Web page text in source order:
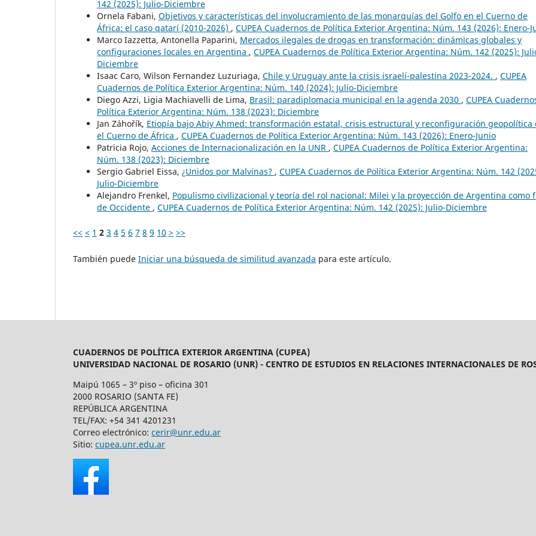
142 (2025): Julio-Diciembre
Ornela Fabani, Objetivos y características del involucramiento de las monarquías del Golfo en el Cuerno de
África: el caso qatarí (2010-2026) , CUPEA Cuadernos de Política Exterior Argentina: Núm. 143 (2026): Enero-
Marco Iazzetta, Antonella Paparini, Mercados ilegales de drogas en transformación: dinámicas globales y
configuraciones locales en Argentina , CUPEA Cuadernos de Política Exterior Argentina: Núm. 142 (2025):
Diciembre
Isaac Caro, Wilson Fernandez Luzuriaga, Chile y Uruguay ante la crisis israelí-palestina 2023-2024. , CUPEA
Cuadernos de Política Exterior Argentina: Núm. 140 (2024): Julio-Diciembre
Diego Azzi, Ligia Machiavelli de Lima, Brasil: paradiplomacia municipal en la agenda 2030 , CUPEA
Política Exterior Argentina: Núm. 138 (2023): Diciembre
Jan Záhořík, Etiopía bajo Abiy Ahmed: transformación estatal, crisis estructural y reconfiguración geopolítica
el Cuerno de África , CUPEA Cuadernos de Política Exterior Argentina: Núm. 143 (2026): Enero-Junio
Patricia Rojo, Acciones de Internacionalización en la UNR , CUPEA Cuadernos de Política Exterior Argentina:
Núm. 138 (2023): Diciembre
Sergio Gabriel Eissa, ¿Unidos por Malvinas? , CUPEA Cuadernos de Política Exterior Argentina: Núm. 142
Julio-Diciembre
Alejandro Frenkel, Populismo civilizacional y teoría del rol nacional: Milei y la proyección de Argentina como
de Occidente , CUPEA Cuadernos de Política Exterior Argentina: Núm. 142 (2025): Julio-Diciembre
<< < 1 2 3 4 5 6 7 8 9 10 > >>
También puede Iniciar una búsqueda de similitud avanzada para este artículo.
CUADERNOS DE POLÍTICA EXTERIOR ARGENTINA (CUPEA)
UNIVERSIDAD NACIONAL DE ROSARIO (UNR) - CENTRO DE ESTUDIOS EN RELACIONES INTERNACIONALES DE
Maipú 1065 – 3º piso – oficina 301
2000 ROSARIO (SANTA FE)
REPÚBLICA ARGENTINA
TEL/FAX: +54 341 4201231
Correo electrónico: cerir@unr.edu.ar
Sitio: cupea.unr.edu.ar